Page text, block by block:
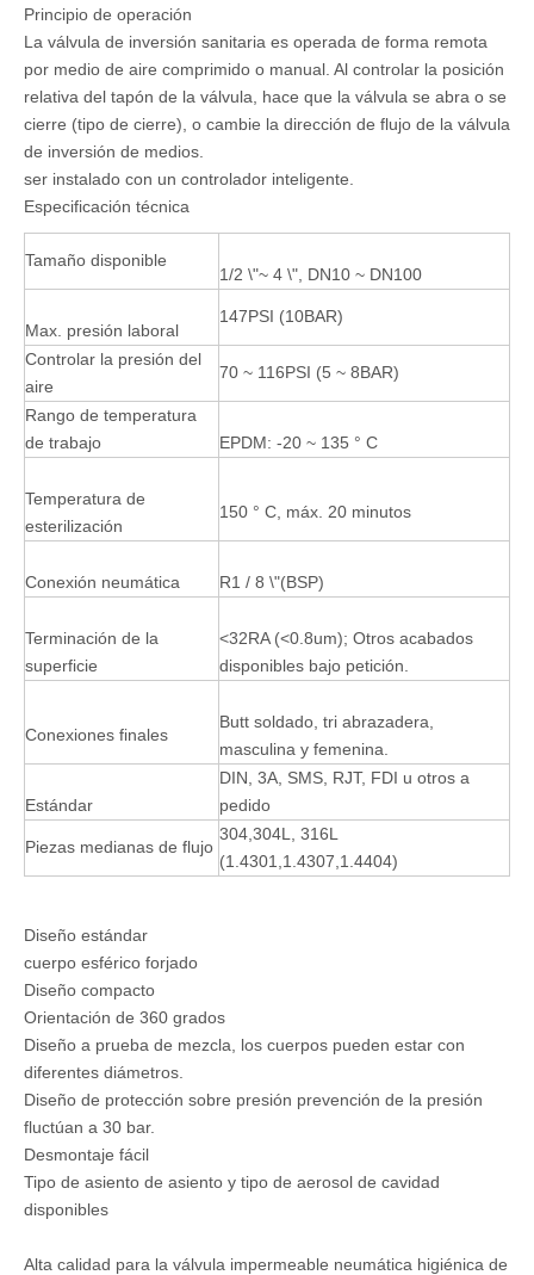
Principio de operación
La válvula de inversión sanitaria es operada de forma remota
por medio de aire comprimido o manual. Al controlar la posición
relativa del tapón de la válvula, hace que la válvula se abra o se
cierre (tipo de cierre), o cambie la dirección de flujo de la válvula
de inversión de medios.
ser instalado con un controlador inteligente.
Especificación técnica
Tamaño disponible
1/2 \"~ 4 \", DN10 ~ DN100
Max. presión laboral
147PSI (10BAR)
Controlar la presión del
aire
70 ~ 116PSI (5 ~ 8BAR)
Rango de temperatura
de trabajo
EPDM: -20 ~ 135 ° C
Temperatura de
esterilización
150 ° C, máx. 20 minutos
Conexión neumática R1 / 8 \"(BSP)
Terminación de la
superficie
<32RA (<0.8um); Otros acabados
disponibles bajo petición.
Conexiones finales
Butt soldado, tri abrazadera,
masculina y femenina.
Estándar
DIN, 3A, SMS, RJT, FDI u otros a
pedido
Piezas medianas de flujo
304,304L, 316L
(1.4301,1.4307,1.4404)
Diseño estándar
cuerpo esférico forjado
Diseño compacto
Orientación de 360 ​​grados
Diseño a prueba de mezcla, los cuerpos pueden estar con
diferentes diámetros.
Diseño de protección sobre presión prevención de la presión
fluctúan a 30 bar.
Desmontaje fácil
Tipo de asiento de asiento y tipo de aerosol de cavidad
disponibles
Alta calidad para la válvula impermeable neumática higiénica de